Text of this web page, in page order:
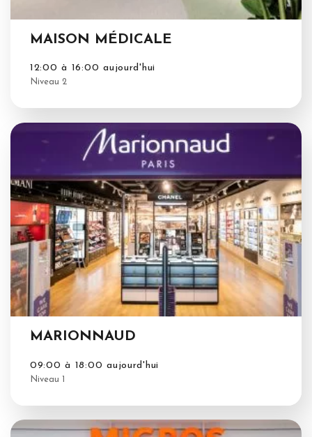
MAISON MÉDICALE
12:00 à 16:00 aujourd'hui
Niveau 2
MARIONNAUD
09:00 à 18:00 aujourd'hui
Niveau 1